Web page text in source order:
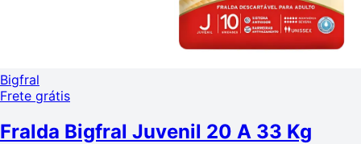
Bigfral
Frete grátis
Fralda Bigfral Juvenil 20 A 33 Kg